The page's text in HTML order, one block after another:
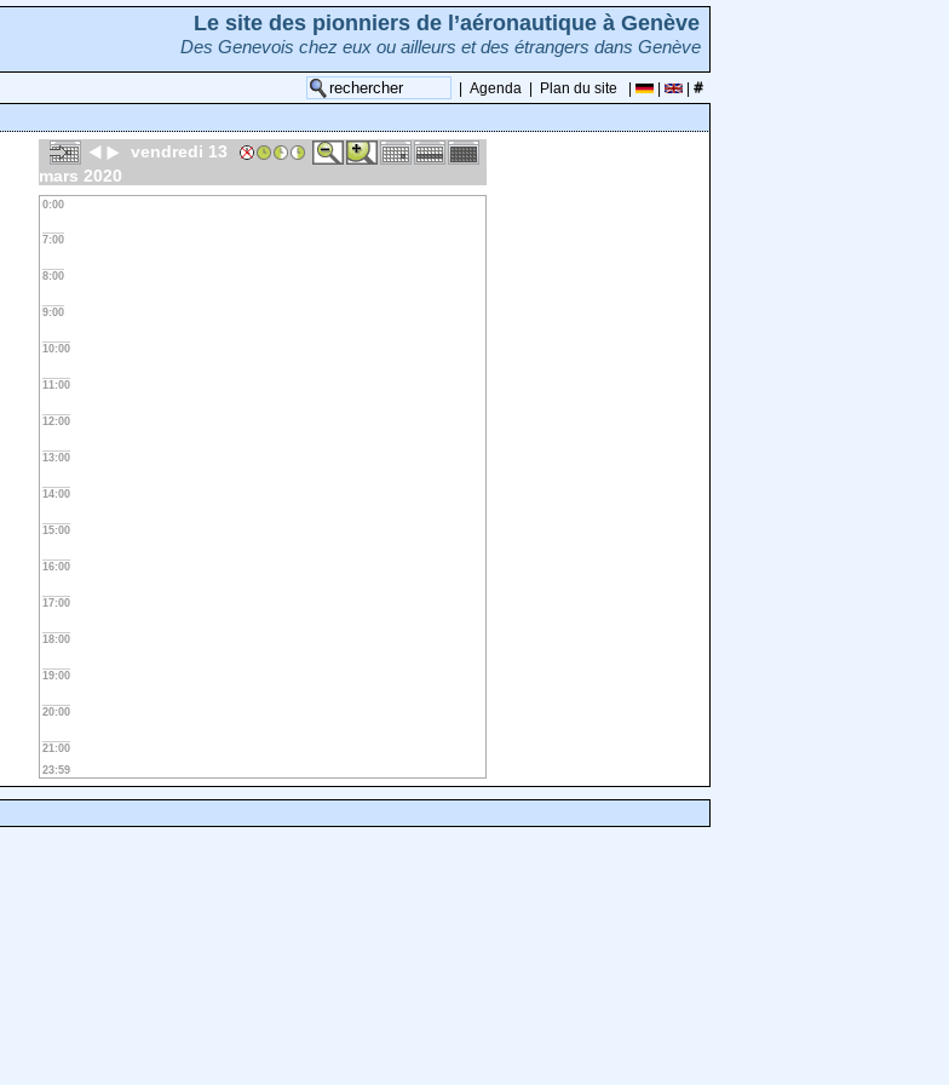
Le site des pionniers de l’aéronautique à Genève
Des Genevois chez eux ou ailleurs et des étrangers dans Genève
Agenda Plan du site
vendredi 13
mars 2020
0:00
7:00
8:00
9:00
10:00
11:00
12:00
13:00
14:00
15:00
16:00
17:00
18:00
19:00
20:00
21:00
23:59